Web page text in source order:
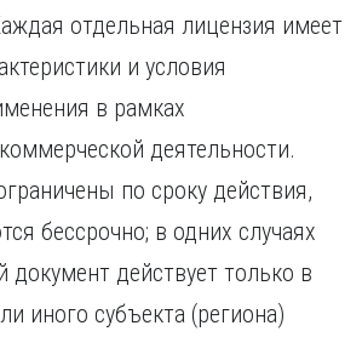
отдельная лицензия имеет
и условия
в рамках
деятельности.
по сроку действия,
бессрочно; в одних случаях
документ действует только в
иного субъекта (региона)